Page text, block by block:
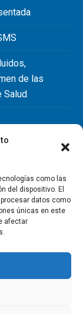
como las
del dispositivo. El
datos como
únicas en este
afectar
de las
Salud
de la Región de